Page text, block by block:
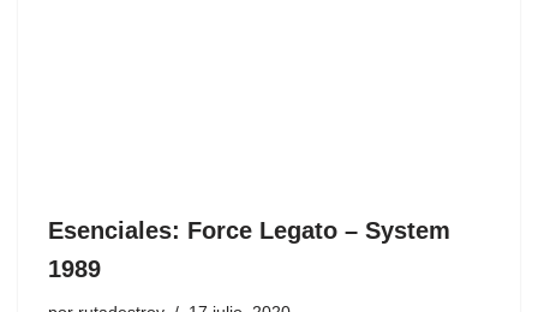
Esenciales: Force Legato ‎– System
1989